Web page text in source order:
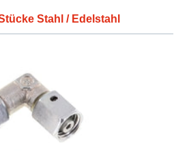
Stahl / Edelstahl